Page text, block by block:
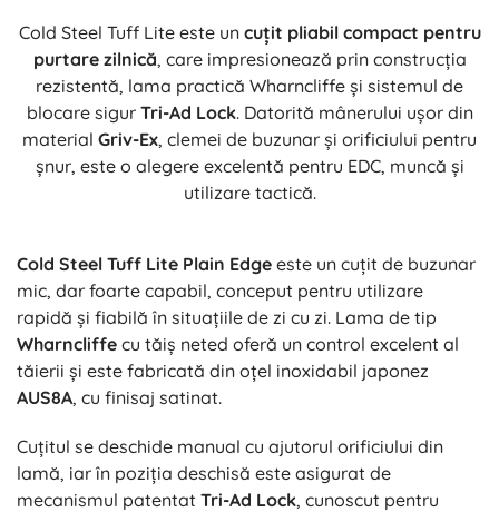
Cold Steel Tuff Lite este un cuțit pliabil compact pentru
purtare zilnică, care impresionează prin construcția
rezistentă, lama practică Wharncliffe și sistemul de
blocare sigur Tri-Ad Lock. Datorită mânerului ușor din
material Griv-Ex, clemei de buzunar și orificiului pentru
șnur, este o alegere excelentă pentru EDC, muncă și
utilizare tactică.
Cold Steel Tuff Lite Plain Edge este un cuțit de buzunar
mic, dar foarte capabil, conceput pentru utilizare
rapidă și fiabilă în situațiile de zi cu zi. Lama de tip
Wharncliffe cu tăiș neted oferă un control excelent al
tăierii și este fabricată din oțel inoxidabil japonez
AUS8A, cu finisaj satinat.
Cuțitul se deschide manual cu ajutorul orificiului din
lamă, iar în poziția deschisă este asigurat de
mecanismul patentat Tri-Ad Lock, cunoscut pentru